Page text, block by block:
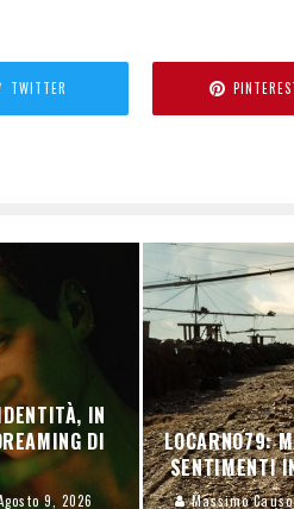
TWITTER
IN
DI
9, 2026
LOCARNO79:
SENTIMENTI
Massimo Causo